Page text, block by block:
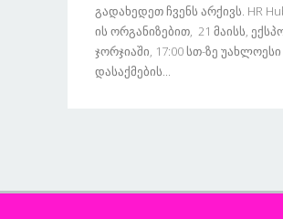
Გადახედეთ Ჩვენს Არქივს. HR
Ის Ორგანიზებით, 21 Მაისს,
Ჯორჯიაში, 17:00 Სთ-Ზე Უახლოესი
Დასაქმების...